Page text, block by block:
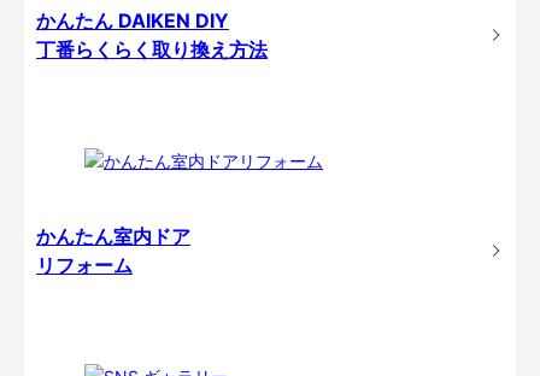
かんたん DAIKEN DIY
丁番らくらく取り換え方法
かんたん室内ドア
リフォーム